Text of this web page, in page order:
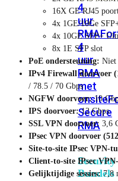
4
uur
RMA
4
uur
RMA
met
onsite
Secure
RMA
Security
Bundels
16X GE RJ45
4x 1GE/10Ge
4x 10GE SFP+
8x 1E SFP slot
PoE ondersteuning: Niet
IPv4 Firewall doorvoer
/ 78.5 / 70 Gbps
NGFW doorvoer:10
IPS doorvoer:12 Gbps
SSL VPN doorvoer: 3,6
IPsec VPN doorvoer
Site-to-site IPsec VPN-
Client-to-site IPsec
Gelijktijdige sessies: 7,8